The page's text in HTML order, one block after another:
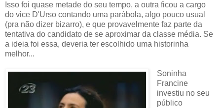
Isso foi quase metade do seu tempo, a outra ficou a cargo
do vice D'Urso contando uma parábola, algo pouco usual
(pra não dizer bizarro), e que provavelmente faz parte da
tentativa do candidato de se aproximar da classe média. Se
a ideia foi essa, deveria ter escolhido uma historinha
melhor...
Soninha
Francine
investiu no seu
público